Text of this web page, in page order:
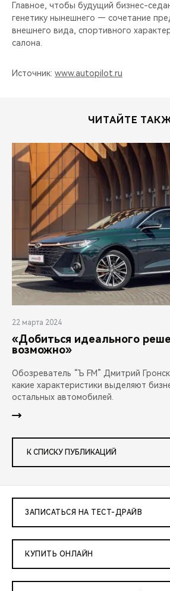
Главное, чтобы будущий бизнес-
генетику нынешнего — сочетание
внешнего вида, спортивного
салона.
Источник: www.autopilot.ru
ЧИТАЙТЕ
22 марта 2024
«Добиться идеального
возможно»
Обозреватель “Ъ FM” Дмитрий
какие характеристики выделяют
остальных автомобилей.
К СПИСКУ ПУБЛИКАЦИЙ
ЗАПИСАТЬСЯ НА ТЕСТ-ДРАЙВ
КУПИТЬ ОНЛАЙН